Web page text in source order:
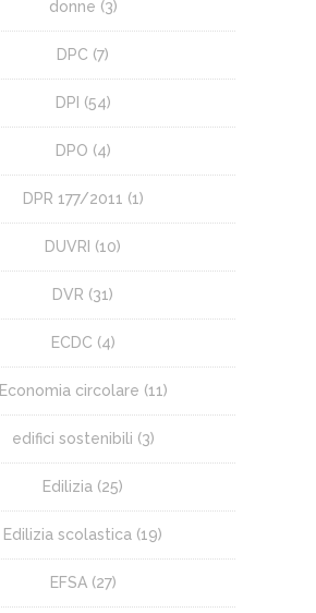
donne (3)
DPC (7)
DPI (54)
DPO (4)
DPR 177/2011 (1)
DUVRI (10)
DVR (31)
ECDC (4)
Economia circolare (11)
edifici sostenibili (3)
Edilizia (25)
Edilizia scolastica (19)
EFSA(27)